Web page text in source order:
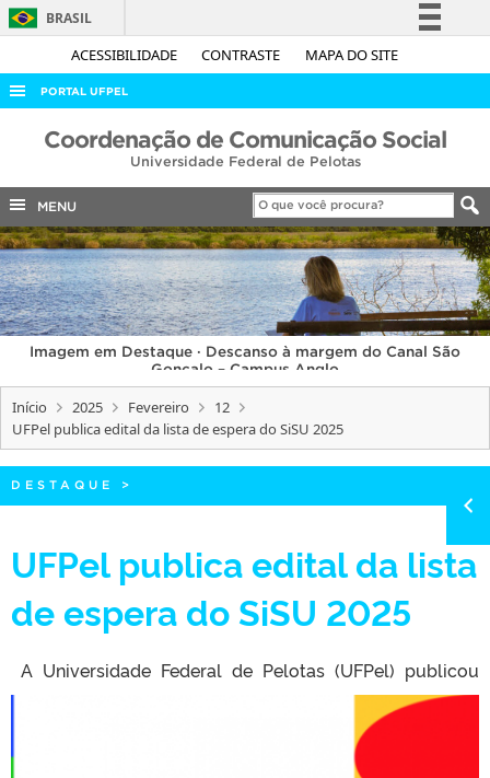
ACESSIBILIDADE CONTRASTE MAPA DO SITE
BRASIL
Simplifique!
Acesso à informação
Legislação
Canais
PORTAL UFPEL
ACESSO À INFORMAÇÃO
COBALTO
CONCURSOS
EDITAIS
INTERNACIONAL
OUVIDORIA
PORTARIAS
TELEFONES
Coordenação de Comunicação Social
Universidade Federal de Pelotas
MENU
Imagem em Destaque · Descanso à margem do Canal São
Gonçalo – Campus Anglo
Início 2025 Fevereiro
12
UFPel publica edital da lista de espera do SiSU 2025
DESTAQUE >
UFPel publica edital da lista
de espera do SiSU 2025
A Universidade Federal de Pelotas (UFPel) publicou